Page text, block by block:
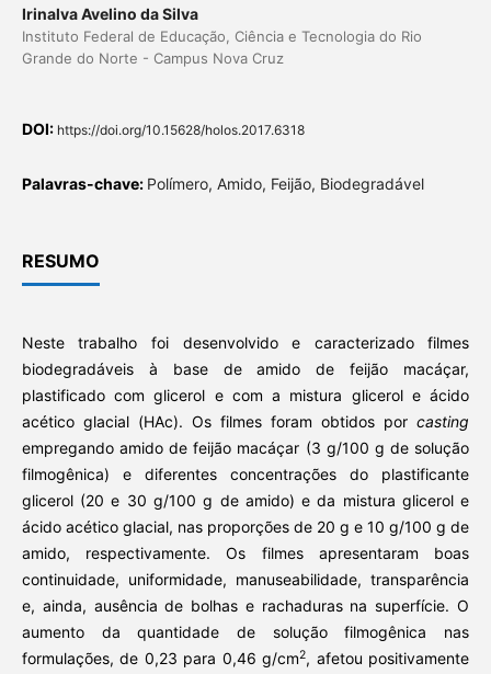
Irinalva Avelino da Silva
Instituto Federal de Educação, Ciência e Tecnologia do Rio
Grande do Norte - Campus Nova Cruz
DOI: https://doi.org/10.15628/holos.2017.6318
Palavras-chave: Polímero, Amido, Feijão, Biodegradável
RESUMO
Neste trabalho foi desenvolvido e caracterizado filmes
biodegradáveis à base de amido de feijão macáçar,
plastificado com glicerol e com a mistura glicerol e ácido
acético glacial (HAc). Os filmes foram obtidos porcasting
empregando amido de feijão macáçar (3 g/100 g de solução
filmogênica) e diferentes concentrações do plastificante
glicerol (20 e 30 g/100 g de amido) e da mistura glicerol e
ácido acético glacial, nas proporções de 20 g e 10 g/100 g de
amido, respectivamente. Os filmes apresentaram boas
continuidade, uniformidade, manuseabilidade, transparência
e, ainda, ausência de bolhas e rachaduras na superfície. O
aumento da quantidade de solução filmogênica nas
formulações, de 0,23 para 0,46 g/cm2, afetou positivamente